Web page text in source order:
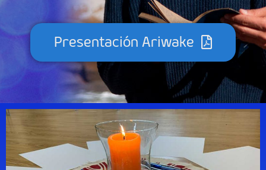
Presentación Ariwake